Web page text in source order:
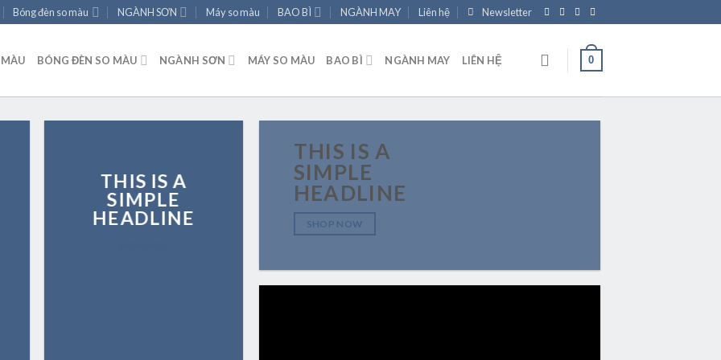
Bóng đèn so màu NGÀNH SƠN Máy so màu BAO BÌ NGÀNH MAY Liên hệ Newsletter
BÓNG ĐÈN SO MÀU NGÀNH SƠN MÁY SO MÀU BAO BÌ NGÀNH MAY LIÊN HỆ 0
THIS IS A
SIMPLE
HEADLINE
THIS IS A
SIMPLE
HEADLINE
SHOP NOW